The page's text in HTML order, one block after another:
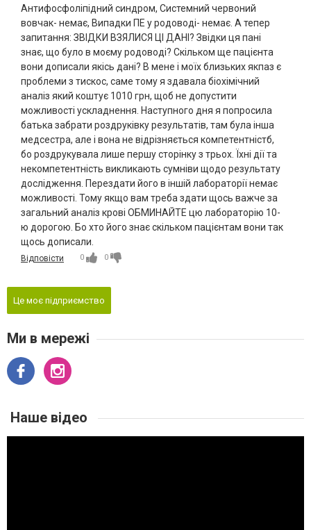
Антифосфоліпідний синдром, Системний червоний
вовчак- немає, Випадки ПЕ у родоводі- немає. А тепер
запитання: ЗВІДКИ ВЗЯЛИСЯ ЦІ ДАНІ? Звідки ця пані
знає, що було в моєму родоводі? Скільком ще пацієнта
вони дописали якісь дані? В мене і моїх близьких якпаз є
проблеми з тискос, саме тому я здавала біохімічний
аналіз який коштує 1010 грн, щоб не допустити
можливості ускладнення. Наступного дня я попросила
батька забрати роздруківку результатів, там була інша
медсестра, але і вона не відрізняється компетентністб,
бо роздрукувала лише першу сторінку з трьох. Їхні дії та
некомпетентність викликають сумніви щодо результату
дослідження. Перездати його в іншій лабораторії немає
можливості. Тому якщо вам треба здати щось важче за
загальний аналіз крові ОБМИНАЙТЕ цю лабораторію 10-
ю дорогою. Бо хто його знає скільком пацієнтам вони так
щось дописали.
Відповісти 0 0
Це моє підприємство
Ми в мережі
Наше відео